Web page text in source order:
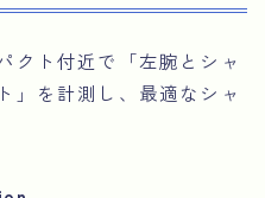
クト付近で「左腕とシャ
」を計測し、最適なシャ